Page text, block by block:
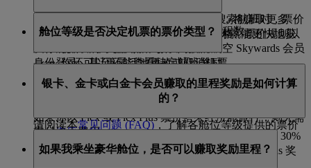
你选择的票价类型将影响你能赚取的里程数。
如果你选择 Flex 或 Flex Plus 票价，将赚取更多
Skywards 里程和定级里程，因此你就能更快地获
你还可以更灵活地更改或取消机票
你使用更少的 Skywards 里程就能升级至更高舱
位。
如果你以 Flex 或 Flex Plus 票价搭乘经济舱旅行，则无需
支付选座费用。
当你在 emirates.com 或 flydubai.com 上搜索航班时，票价
类型会清晰地显示出来。系统会显示价格、票价规则以
及你能赚取的里程。如果你以阿联酋航空 Skywards 会员
身份登录，甚至还能查看特定航班奖励。
舱位等级是否决定机票的票价类型？
你搜索或预订一个航班时，你会清楚地看到可预订的票
请阅读本常见问题 (FAQ)，了解各舱位等级提供的票价
银卡、金卡或白金卡会员赚取的里程奖励是如何计算
的？
乘坐阿联酋航空或迪拜航空航班，银卡会员可获得 30%
Skywards 奖励里程，金卡会员可获得 75% Skywards 奖
如果我乘坐豪华舱位，是否可以赚取奖励里程？